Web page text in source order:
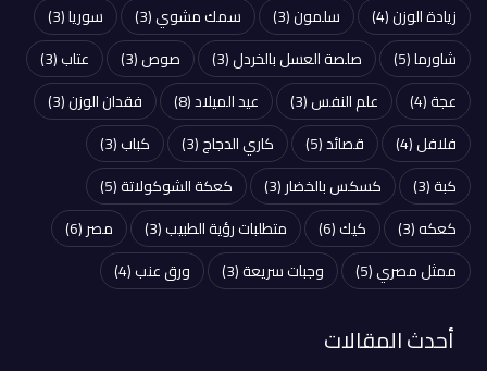
زيادة الوزن(4) سلمون(3) سمك مشوي(3) سوريا(3)
شاورما(5) صلصة العسل بالخردل(3) صوص(3) عتاب(3)
عجة(4) علم النفس(3) عيد الميلاد(8) فقدان الوزن(3)
فلافل(4) قصائد(5) كاري الدجاج(3) كباب(3)
كبة(3) كسكس بالخضار(3) كعكة الشوكولاتة(5)
كعكه(3) كيك(6) متطلبات رؤية الطبيب(3) مصر(6)
ممثل مصري(5) وجبات سريعة(3) ورق عنب(4)
أحدث المقالات